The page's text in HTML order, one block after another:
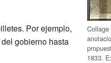
1833.
Por ejemplo,
gobierno hasta